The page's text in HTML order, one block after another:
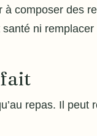
à composer des
ni
repas. Il